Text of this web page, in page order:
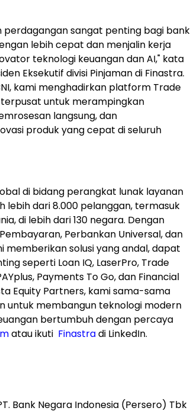
perdagangan sangat penting bagi bank
lebih cepat dan menjalin kerja
teknologi keuangan dan AI," kata
Eksekutif divisi Pinjaman di Finastra.
kami menghadirkan platform Trade
untuk merampingkan
langsung, dan
produk yang cepat di seluruh
di bidang perangkat lunak layanan
lebih dari 8.000 pelanggan, termasuk
di lebih dari 130 negara. Dengan
Perbankan Universal, dan
memberikan solusi yang andal, dapat
seperti Loan IQ, LaserPro, Trade
Payments To Go, dan Financial
Equity Partners, kami sama-sama
untuk membangun teknologi modern
bertumbuh dengan percaya
atau ikuti Finastradi LinkedIn.
Bank Negara Indonesia (Persero) Tbk